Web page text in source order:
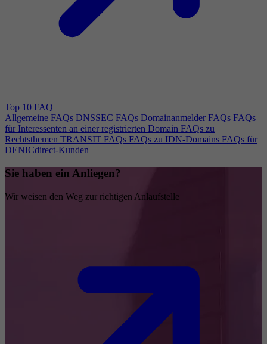
Top 10 FAQ
Allgemeine FAQs DNSSEC FAQs Domainanmelder FAQs FAQs
für Interessenten an einer registrierten Domain FAQs zu
Rechtsthemen TRANSIT FAQs FAQs zu IDN-Domains FAQs für
DENICdirect-Kunden
Sie haben ein Anliegen?
Wir weisen den Weg zur richtigen Anlaufstelle